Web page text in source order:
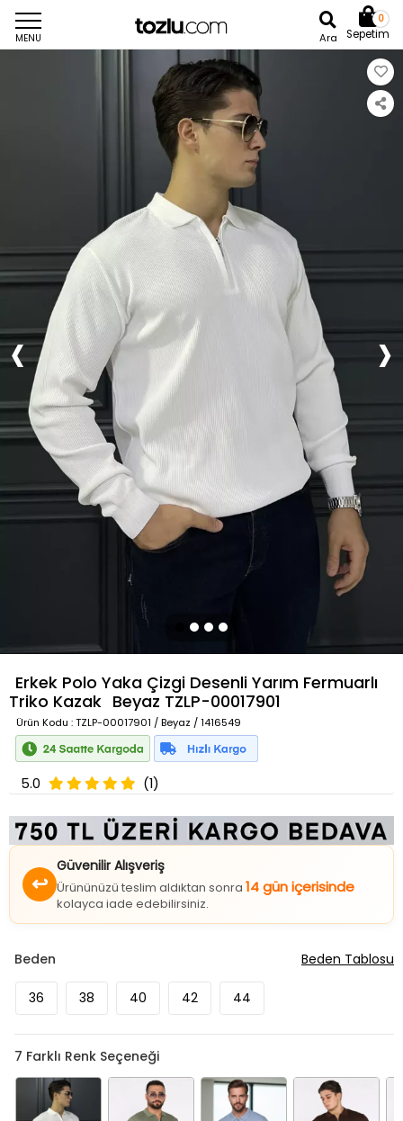
MENU Ara
0
Sepetim
Erkek Polo Yaka Çizgi Desenli Yarım Fermuarlı
Triko Kazak Beyaz TZLP-00017901
Ürün Kodu : TZLP-00017901 / Beyaz / 1416549
5.0 (1)
↩
Güvenilir Alışveriş
Ürününüzü teslim aldıktan sonra 14 gün içerisinde
kolayca iade edebilirsiniz.
Beden
36 38 40 42 44
Beden Tablosu
7 Farklı Renk Seçeneği